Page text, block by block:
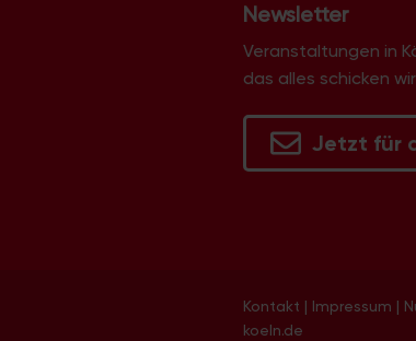
Newsletter
Veranstaltungen in
das alles schicken
Jetzt für
Kontakt | Impressum |
koeln.de